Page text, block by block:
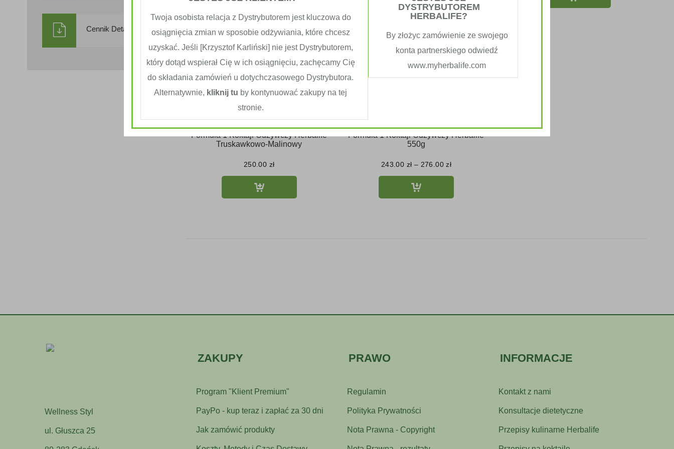
Cennik Detaliczny
Formuła 1 Koktajl Odżywczy Herbalife
Truskawkowo-Malinowy
250.00 zł
Formuła 1 Koktajl Odżywczy Herbalife
550g
243.00 zł – 276.00zł
Wellness Styl
ul. Głuszca 25
ZAKUPY
Program "Klient Premium"
PayPo - kup teraz i zapłać za 30 dni
Jak zamówić produkty
PRAWO
Regulamin
Polityka Prywatności
Nota Prawna - Copyright
INFORMACJE
Kontakt z nami
Konsultacje dietetyczne
Przepisy kulinarne Herbalife
Twoja osobista relacja z Dystrybutorem jest kluczowa do
osiągnięcia zmian w sposobie odżywiania, które chcesz
uzyskać. Jeśli [Krzysztof Karliński] nie jest Dystrybutorem,
który dotąd wspierał Cię w ich osiągnięciu, zachęcamy Cię
do składania zamówień u dotychczasowego Dystrybutora.
Alternatywnie, kliknij tu by kontynuować zakupy na tej
stronie.
DYSTRYBUTOREM
HERBALIFE?
By złożyc zamówienie ze swojego
konta partnerskiego odwiedź
www.myherbalife.com